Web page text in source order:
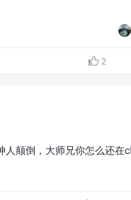
2
人颠倒，大师兄你怎么还在